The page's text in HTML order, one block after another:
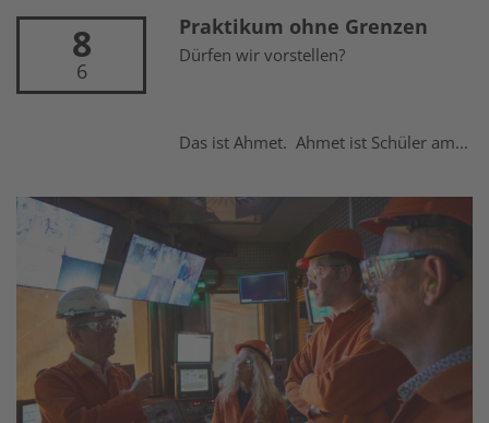
8
6
Praktikum ohne Grenzen
Dürfen wir vorstellen?
Das ist Ahmet. Ahmet ist Schüler am...